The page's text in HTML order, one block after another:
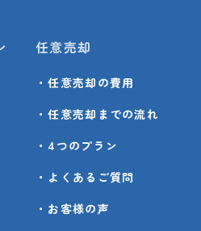
任意売却
・任意売却の費用
・任意売却までの流れ
・4つのプラン
・よくあるご質問
・お客様の声